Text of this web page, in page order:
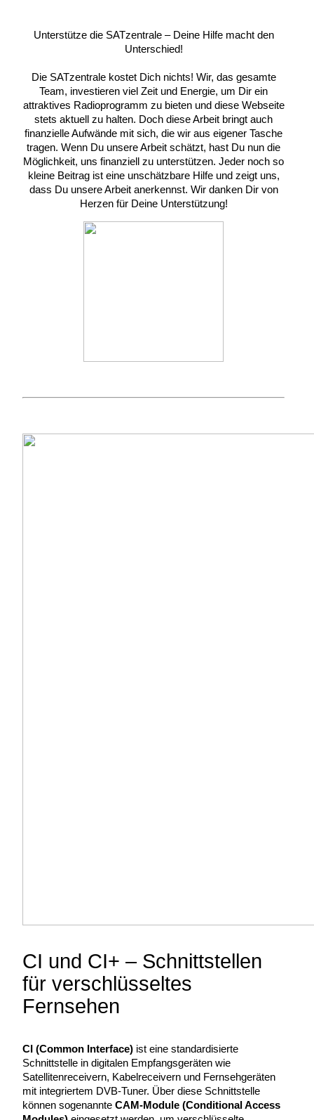
Unterstütze die SATzentrale – Deine Hilfe macht den
Unterschied!
Die SATzentrale kostet Dich nichts! Wir, das gesamte
Team, investieren viel Zeit und Energie, um Dir ein
attraktives Radioprogramm zu bieten und diese Webseite
stets aktuell zu halten. Doch diese Arbeit bringt auch
finanzielle Aufwände mit sich, die wir aus eigener Tasche
tragen. Wenn Du unsere Arbeit schätzt, hast Du nun die
Möglichkeit, uns finanziell zu unterstützen. Jeder noch so
kleine Beitrag ist eine unschätzbare Hilfe und zeigt uns,
dass Du unsere Arbeit anerkennst. Wir danken Dir von
Herzen für Deine Unterstützung!
CI und CI+ – Schnittstellen
für verschlüsseltes
Fernsehen
CI (Common Interface) ist eine standardisierte
Schnittstelle in digitalen Empfangsgeräten wie
Satellitenreceivern, Kabelreceivern und Fernsehgeräten
mit integriertem DVB-Tuner. Über diese Schnittstelle
können sogenannteCAM-Module (Conditional Access